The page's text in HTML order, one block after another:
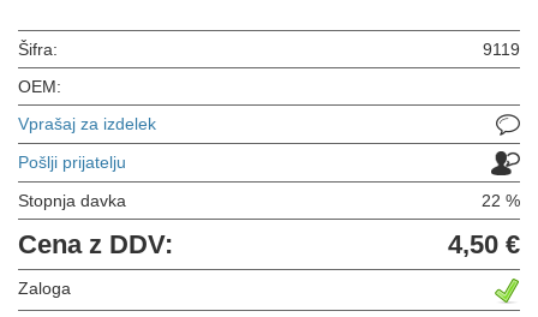
Šifra:
9119
OEM:
Vprašaj za izdelek
Pošlji prijatelju
Stopnja davka 22 %
Cena z DDV: 4,50 €
Zaloga